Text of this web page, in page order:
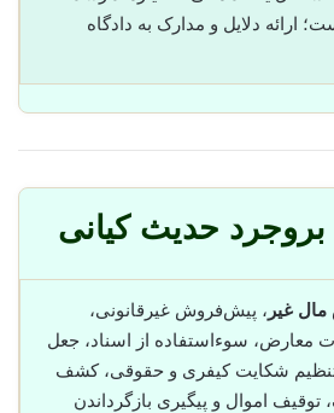
ارائه دلایل و مدارک به دادگاه
حدیث کیانی
غیر ، پیش‌فروش غیرقانونی،
معارض، سوء‌استفاده از اسناد، جعل
شکایت کیفری و حقوقی، کشف
توقیف اموال و پیگیری بازگرداندن